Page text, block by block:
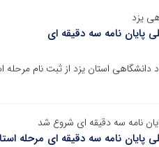
یزد
پایان نامه سه دقیقه ای
استان یزد از ثبت نام
نامه سه دقیقه ای شروع شد
نامه سه دقیقه ای مرحله